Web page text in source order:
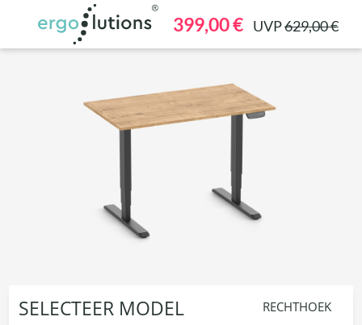
399,00 € UVP629,00 €
SELECTEER MODEL RECHTHOEK